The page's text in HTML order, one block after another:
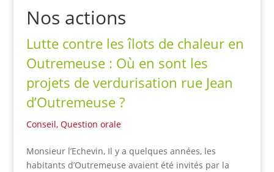
Nos actions
Lutte contre les îlots de chaleur en
Outremeuse : Où en sont les
projets de verdurisation rue Jean
d’Outremeuse ?
Conseil, Question orale
Monsieur l’Echevin, Il y a quelques années, les
habitants d’Outremeuse avaient été invités par la